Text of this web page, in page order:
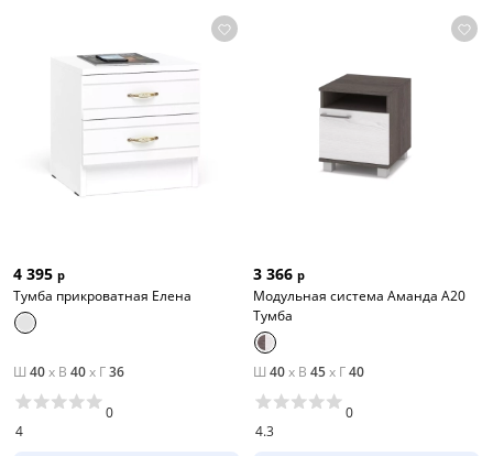
4 395 р
Тумба прикроватная Елена
Ш 40x В 40x Г36
4
0
3 366 р
Модульная система Аманда А20
Тумба
Ш 40x В 45x Г40
4.3
0